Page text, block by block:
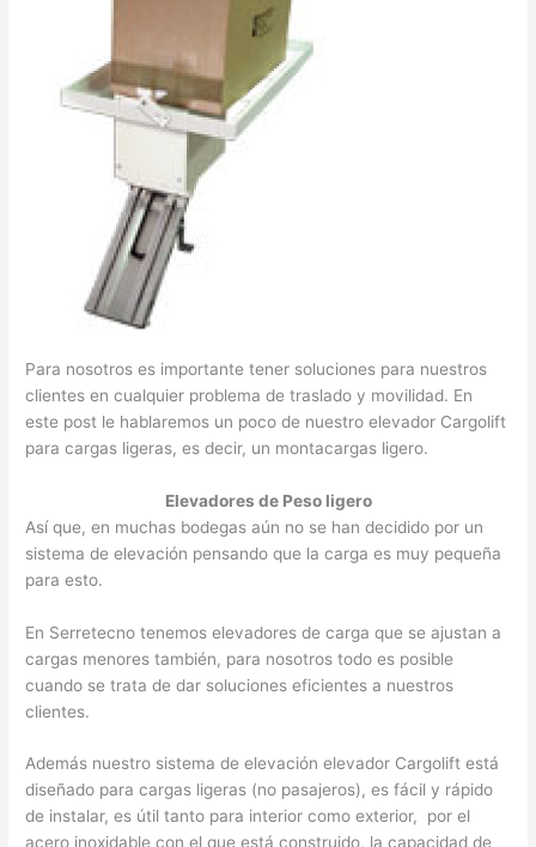
Para nosotros es importante tener soluciones para nuestros
clientes en cualquier problema de traslado y movilidad. En
este post le hablaremos un poco de nuestro elevador Cargolift
para cargas ligeras, es decir, un montacargas ligero.
Elevadores de Peso ligero
Así que, en muchas bodegas aún no se han decidido por un
sistema de elevación pensando que la carga es muy pequeña
para esto.
En Serretecno tenemos elevadores de carga que se ajustan a
cargas menores también, para nosotros todo es posible
cuando se trata de dar soluciones eficientes a nuestros
clientes.
Además nuestro sistema de elevación elevador Cargolift está
diseñado para cargas ligeras (no pasajeros), es fácil y rápido
de instalar, es útil tanto para interior como exterior, por el
acero inoxidable con el que está construido, la capacidad de